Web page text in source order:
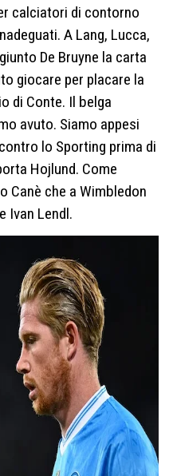
calciatori di contorno
A Lang, Lucca,
De Bruyne la carta
giocare per placare la
di Conte. Il belga
avuto. Siamo appesi
lo Sporting prima di
Hojlund. Come
Canè che a Wimbledon
Ivan Lendl.